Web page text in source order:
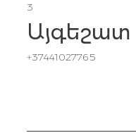
3
Այգեշատ
+37441027765